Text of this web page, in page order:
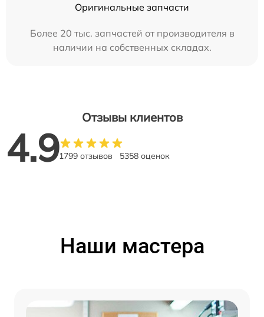
Оригинальные запчасти
Более 20 тыс. запчастей от производителя в
наличии на собственных складах.
Отзывы клиентов
4.91799 отзывов 5358 оценок
Наши мастера